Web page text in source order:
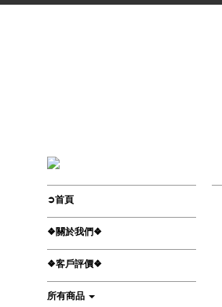
➲首頁
❖關於我們❖
❖客戶評價❖
所有商品